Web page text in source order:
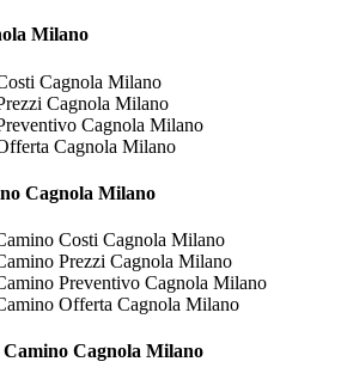
Milano
Cagnola Milano
Cagnola Milano
Cagnola Milano
Cagnola Milano
Cagnola Milano
Costi Cagnola Milano
Prezzi Cagnola Milano
Preventivo Cagnola Milano
Offerta Cagnola Milano
Camino Cagnola Milano